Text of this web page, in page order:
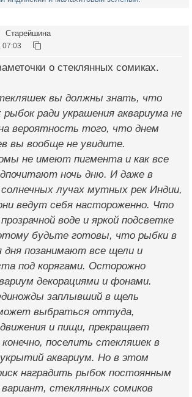
Старейшина
07:03
о стеклянных сомиках.
вы должны знать, что
ради украшения аквариума не
вероятность того, что днем
вы вообще не увидите.
не имеют пигмента и как все
ночь дню. И даже в
лучах мутных рек Индии,
ведут себя настороженно. Что
воде и яркой подсветке
будьте готовы, что рыбки в
дня позанимают все щели и
под корягами. Осторожно
декорациями и фонами.
заплывший в щель
выбраться оттуда,
и пищи, прекращает
поселить стекляшек в
аквариум. Но в этом
наградить рыбок постоянным
стеклянных сомиков